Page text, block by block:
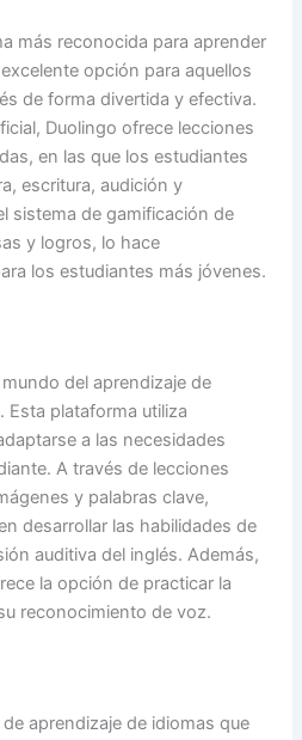
más reconocida para aprender
opción para aquellos
de forma divertida y efectiva.
Duolingo ofrece lecciones
en las que los estudiantes
escritura, audición y
sistema de gamificación de
y logros, lo hace
los estudiantes más jóvenes.
del aprendizaje de
Esta plataforma utiliza
a las necesidades
A través de lecciones
y palabras clave,
desarrollar las habilidades de
auditiva del inglés. Además,
la opción de practicar la
reconocimiento de voz.
aprendizaje de idiomas que